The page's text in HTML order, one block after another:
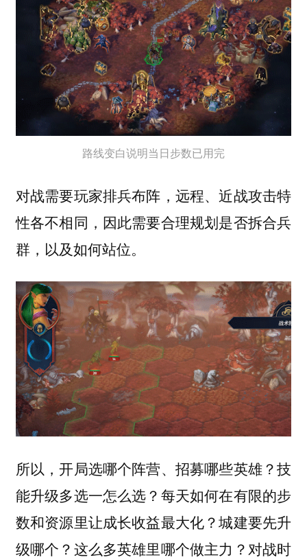
路线变白说明当日步数已用完
对战需要玩家排兵布阵，远程、近战攻击特
性各不相同，因此需要合理规划是否拆合兵
群，以及如何站位。
所以，开局选哪个阵营、招募哪些英雄？技
能升级多选一怎么选？每天如何在有限的步
数和资源里让成长收益最大化？城建要先升
级哪个？这么多英雄里哪个做主力？对战时